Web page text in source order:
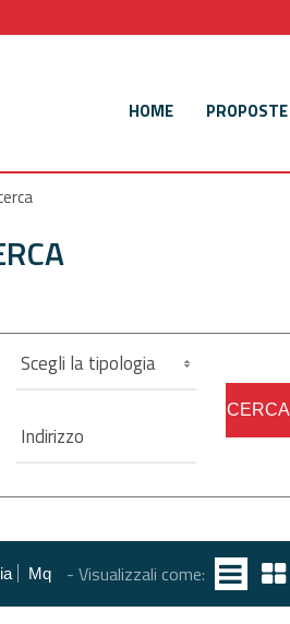
HOME PROPOSTE
Scegli la tipologia
CERCA
Mq - Visualizzali come: